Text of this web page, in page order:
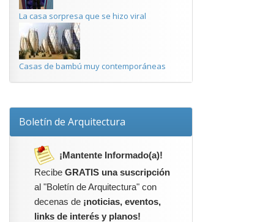
La casa sorpresa que se hizo viral
Casas de bambú muy contemporáneas
Boletín de Arquitectura
¡Mantente Informado(a)!
Recibe GRATIS una suscripción
al "Boletín de Arquitectura" con
decenas de ¡noticias, eventos,
links de interés y planos!